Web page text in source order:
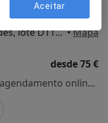
Rua Dr. Francisco Robalo Guedes, lote D11, loja2, Castelo Branco •Mapa
desde 75 €
Esse especialista não oferece agendamento online para esse endereço.
Aceitar